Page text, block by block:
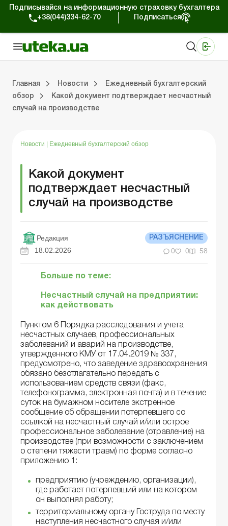
Подписывайся на информационную страховку бухгалтера
+38(044)334-62-70
Подписаться
Главная Новости
Ежедневный бухгалтерский
обзор
Какой документ подтверждает несчастный
случай на производстве
Новости Ежедневный бухгалтерский обзор
Какой документ
подтверждает несчастный
случай на производстве
Редакция РАЗЪЯСНЕНИЕ
18.02.2026 0 0 58
Больше по теме:
Несчастный случай на предприятии:
как действовать
Пунктом 6 Порядка расследования и учета
несчастных случаев, профессиональных
заболеваний и аварий на производстве,
утвержденного КМУ от 17.04.2019 № 337,
предусмотрено, что заведение здравоохранения
обязано безотлагательно передать с
использованием средств связи (факс,
телефонограмма, электронная почта) и в течение
суток на бумажном носителе экстренное
сообщение об обращении потерпевшего со
ссылкой на несчастный случай и/или острое
профессиональное заболевание (отравление) на
производстве (при возможности с заключением
о степени тяжести травм) по форме согласно
приложению 1:
предприятию (учреждению, организации),
где работает потерпевший или на котором
он выполнял работу;
территориальному органу Гоструда по месту
наступления несчастного случая и/или